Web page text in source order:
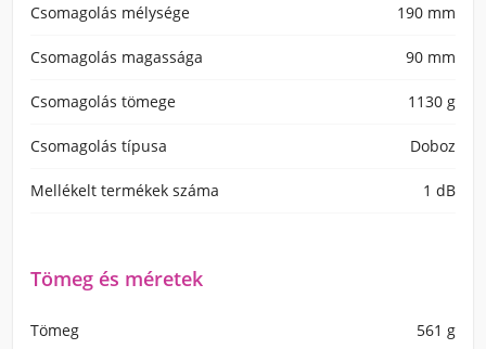
Csomagolás mélysége 190 mm
Csomagolás magassága 90 mm
Csomagolás tömege 1130 g
Csomagolás típusa Doboz
Mellékelt termékek száma 1 dB
Tömeg és méretek
Tömeg 561 g